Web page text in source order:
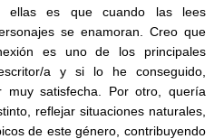
ellas es que cuando las lees
se enamoran. Creo que
es uno de los principales
a y si lo he conseguido,
muy satisfecha. Por otro, quería
reflejar situaciones naturales,
de este género, contribuyendo